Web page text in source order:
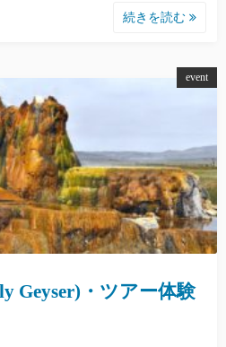
続きを読む
event
Geyser)・ツアー体験